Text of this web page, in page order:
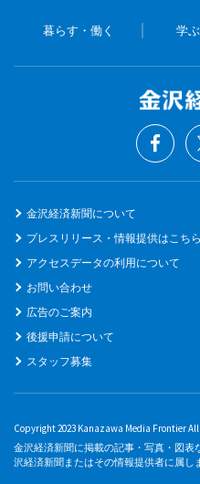
暮らす・働く 学
金沢経済新聞について
プレスリリース・情報提供はこち
アクセスデータの利用について
お問い合わせ
広告のご案内
後援申請について
スタッフ募集
Copyright 2023 Kanazawa Media Frontier
金沢経済新聞に掲載の記事・写真・図
沢経済新聞またはその情報提供者に属し